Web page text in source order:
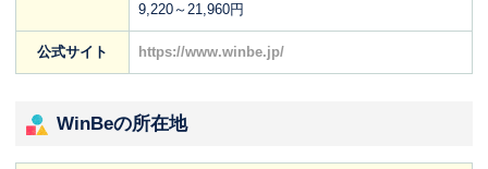
9,220～21,960円
公式サイト https://www.winbe.jp/
WinBeの所在地